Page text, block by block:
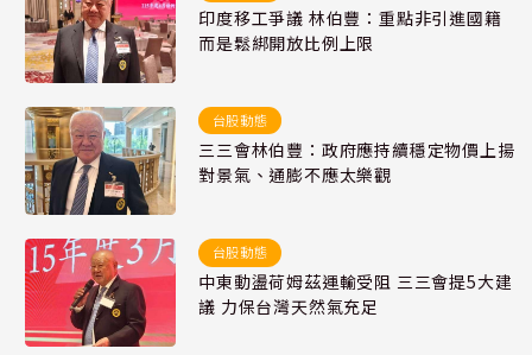
印度移工爭議 林伯豐：重點非引進國籍
而是鬆綁開放比例上限
台股動態
三三會林伯豐：政府應持續穩定物價上揚
對景氣、通膨不應太樂觀
台股動態
中東動盪荷姆茲運輸受阻 三三會提5大建
議 力保台灣天然氣充足